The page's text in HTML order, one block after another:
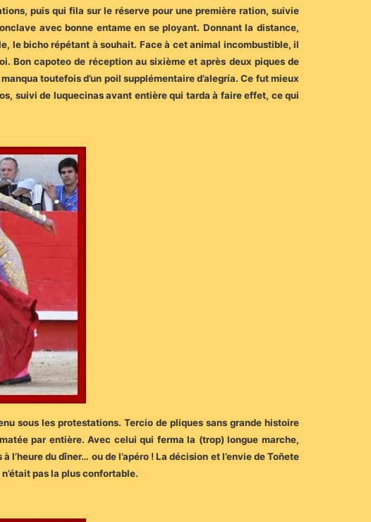
puis qui fila sur le réserve pour une première ration, suivie
avec bonne entame en se ployant. Donnant la distance,
le bicho répétant à souhait. Face à cet animal incombustible, il
Bon capoteo de réception au sixième et après deux piques de
toutefois d’un poil supplémentaire d’alegría. Ce fut mieux
suivi de luquecinas avant entière qui tarda à faire effet, ce qui
sous les protestations. Tercio de pliques sans grande histoire
par entière. Avec celui qui ferma la (trop) longue marche,
du dîner… ou de l’apéro ! La décision et l’envie de Toñete
pas la plus confortable.